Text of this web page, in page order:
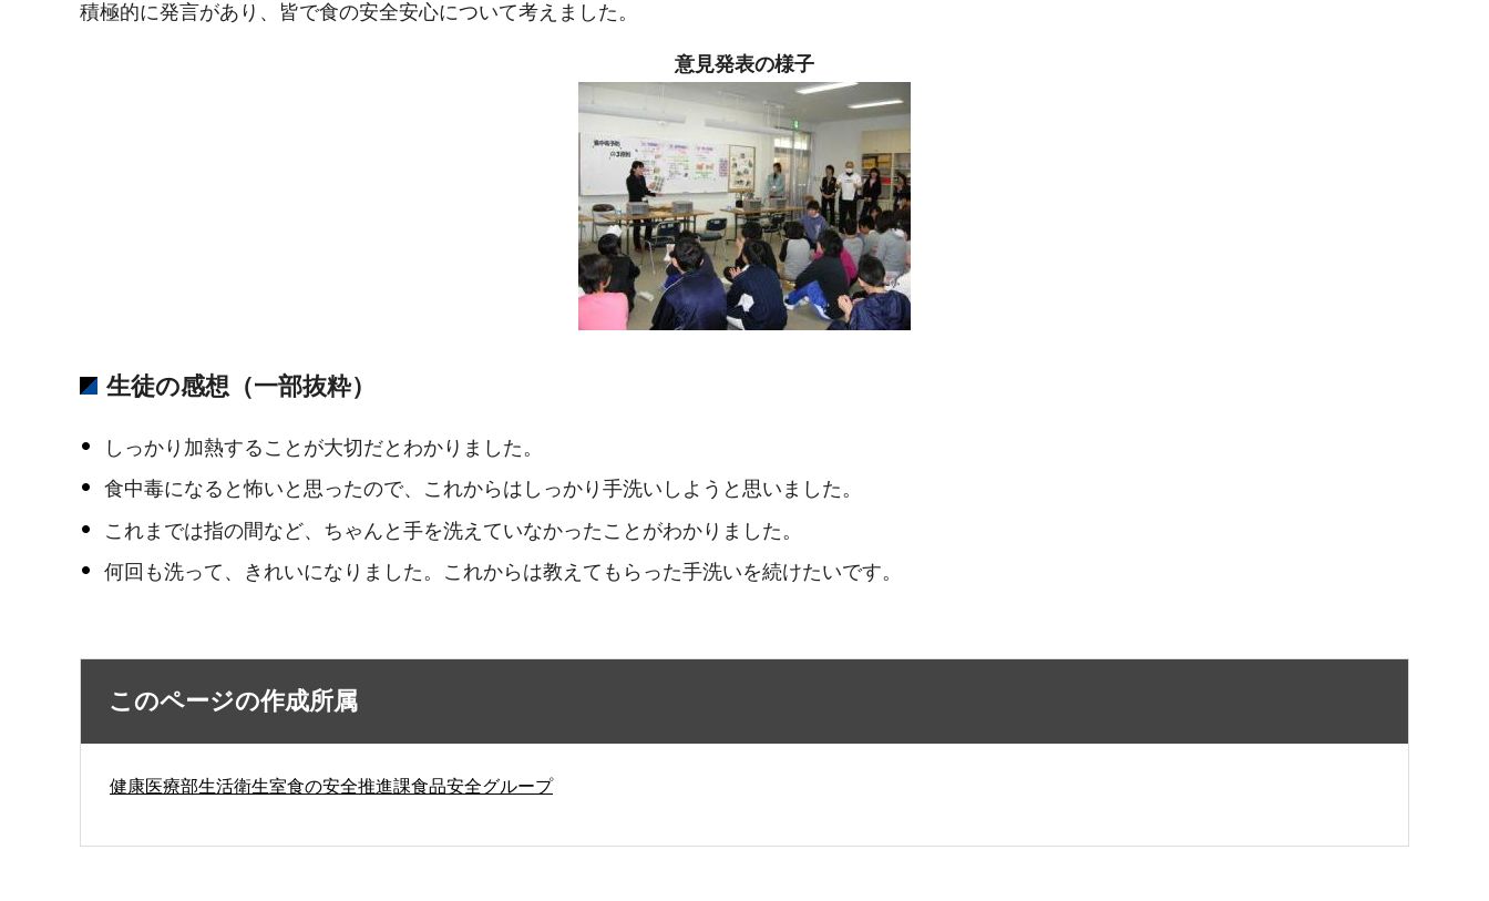
積極的に発言があり、皆で食の安全安心について考えました。
意見発表の様子
生徒の感想（一部抜粋）
しっかり加熱することが大切だとわかりました。
食中毒になると怖いと思ったので、これからはしっかり手洗いしようと思いました。
これまでは指の間など、ちゃんと手を洗えていなかったことがわかりました。
何回も洗って、きれいになりました。これからは教えてもらった手洗いを続けたいです。
このページの作成所属
健康医療部生活衛生室食の安全推進課食品安全グループ